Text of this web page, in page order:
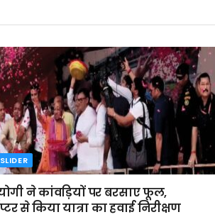
ने कांवड़ियों पर बरसाए फूल,
से किया यात्रा का हवाई निरीक्षण